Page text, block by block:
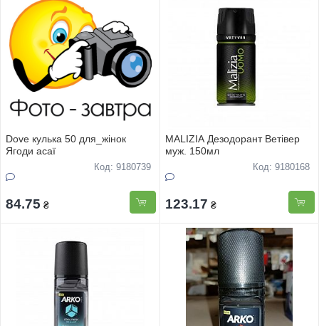
Dove кулька 50 для_жінок
Ягоди асаї
Код: 9180739
84.75 ₴
MALIZIA Дезодорант Ветівер
муж. 150мл
Код: 9180168
123.17 ₴